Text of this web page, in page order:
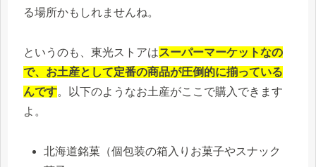
る場所かもしれませんね。
というのも、東光ストアはスーパーマーケットなの
で、お土産として定番の商品が圧倒的に揃っている
んです。以下のようなお土産がここで購入できます
よ。
北海道銘菓（個包装の箱入りお菓子やスナック